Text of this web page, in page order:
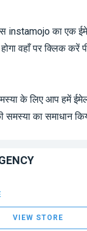
instamojo का एक
वहाँ पर क्लिक करें
के लिए आप हमें
का समाधान
VIEW STORE